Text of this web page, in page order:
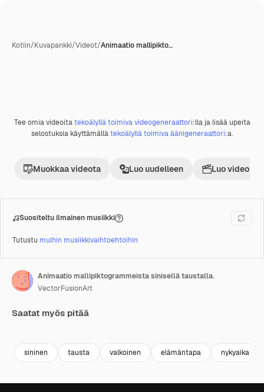
Kotiin/Kuvapankki/Videot/Animaatio mallipikto…
PremiumTekoälyn luoma
Tee omia videoitatekoälyllä toimiva videogeneraattori:lla ja lisää upeita
selostuksia käyttämällätekoälyllä toimiva äänigeneraattori:a.
Muokkaa videota Luo uudelleen Luo
Suositeltu ilmainen musiikki
Tutustu muihin musiikkivaihtoehtoihin
Animaatio mallipiktogrammeista sinisellä taustalla.
VectorFusionArt
Saatat myös pitää
sininen tausta valkoinen elämäntapa nykyaikainen